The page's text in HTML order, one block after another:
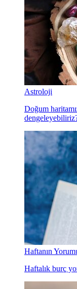
Astroloji
Doğum
Haftanın
Haftalık burç